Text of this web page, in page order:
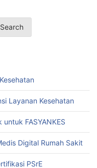
Search
Layanan Kesehatan
FASYANKES
Digital Rumah Sakit
PSrE